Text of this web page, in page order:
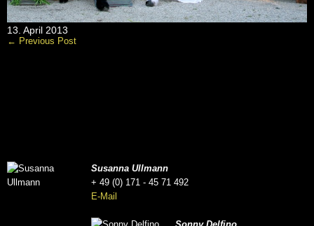
13. April 2013
← Previous Post
Susanna Ullmann
+ 49 (0) 171 - 45 71 492
E-Mail